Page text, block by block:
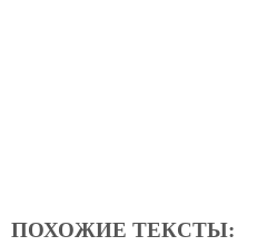
ПОХОЖИЕ ТЕКСТЫ: